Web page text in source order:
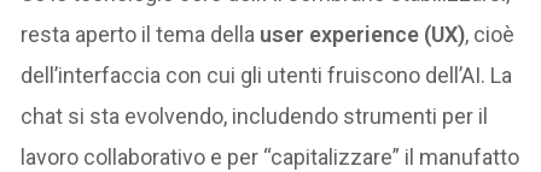
resta aperto il tema della user experience (UX), cioè
dell’interfaccia con cui gli utenti fruiscono dell’AI. La
chat si sta evolvendo, includendo strumenti per il
lavoro collaborativo e per “capitalizzare” il manufatto